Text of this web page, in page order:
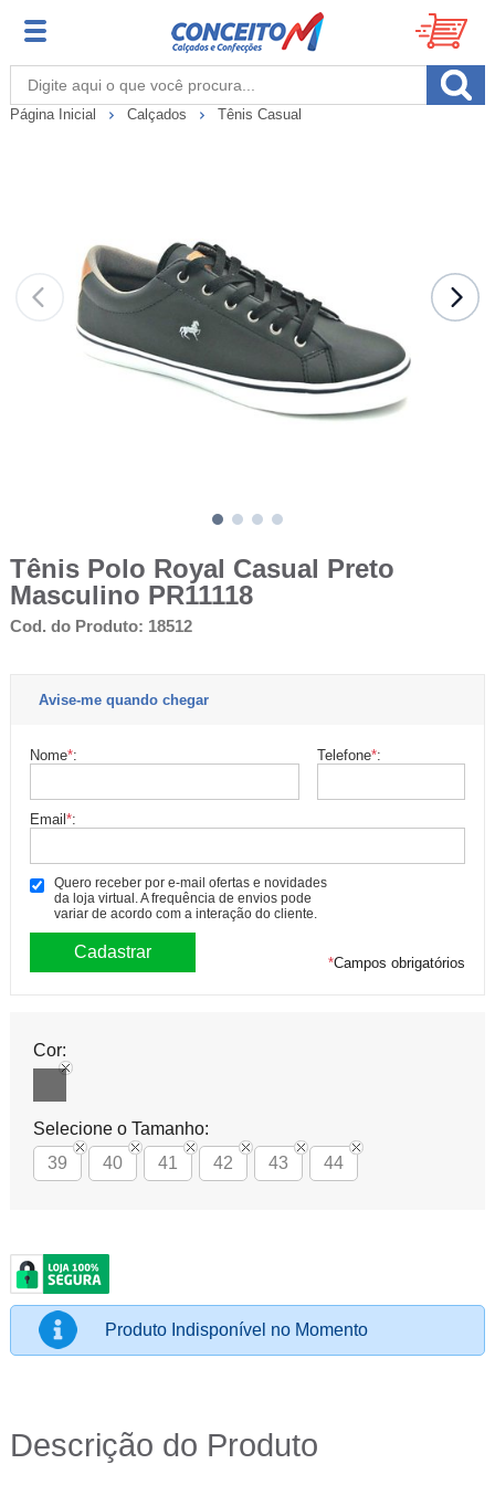
Página Inicial Calçados Tênis Casual
Tênis Polo Royal Casual Preto
Masculino PR11118
Cod. do Produto: 18512
Avise-me quando chegar
Nome*: Telefone*:
Email*:
Quero receber por e-mail ofertas e novidades
da loja virtual. A frequência de envios pode
variar de acordo com a interação do cliente.
*Campos obrigatórios
Cor:
Selecione o Tamanho:
39
40 41 42 43 44
Produto Indisponível no Momento
Descrição do Produto